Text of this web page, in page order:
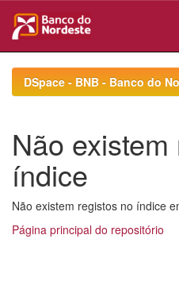
navigationDSpace - BNB - Banco do
Não
índice
Não existem registos no índice
Página principal do repositório